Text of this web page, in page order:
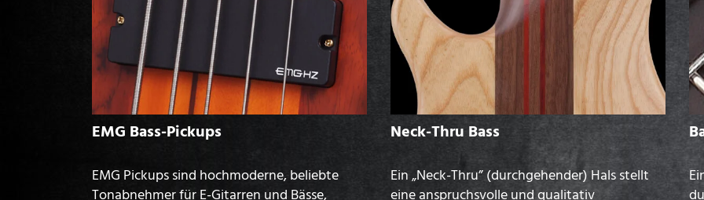
EMG Bass-Pickups
EMG Pickups sind hochmoderne, beliebte
Tonabnehmer für E-Gitarren und Bässe,
Neck-Thru Bass
Ein „Neck-Thru” (durchgehender) Hals stellt
eine anspruchsvolle und qualitativ